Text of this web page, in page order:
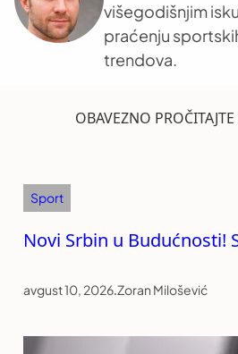
višegodišnjim
praćenju
trendova.
OBAVEZNO
Sport
Novi Srbin u Budućnosti!
avgust 10, 2026.Zoran Milošević